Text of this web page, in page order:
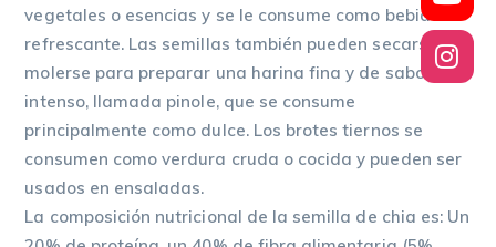
vegetales o esencias y se le consume como bebida
refrescante. Las semillas también pueden secarse y
molerse para preparar una harina fina y de sabor
intenso, llamada pinole, que se consume
principalmente como dulce. Los brotes tiernos se
consumen como verdura cruda o cocida y pueden ser
usados en ensaladas.
La composición nutricional de la semilla de chia es: Un